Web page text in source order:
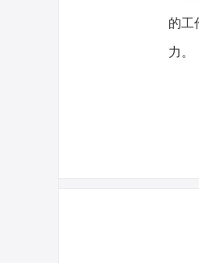
的工
力。